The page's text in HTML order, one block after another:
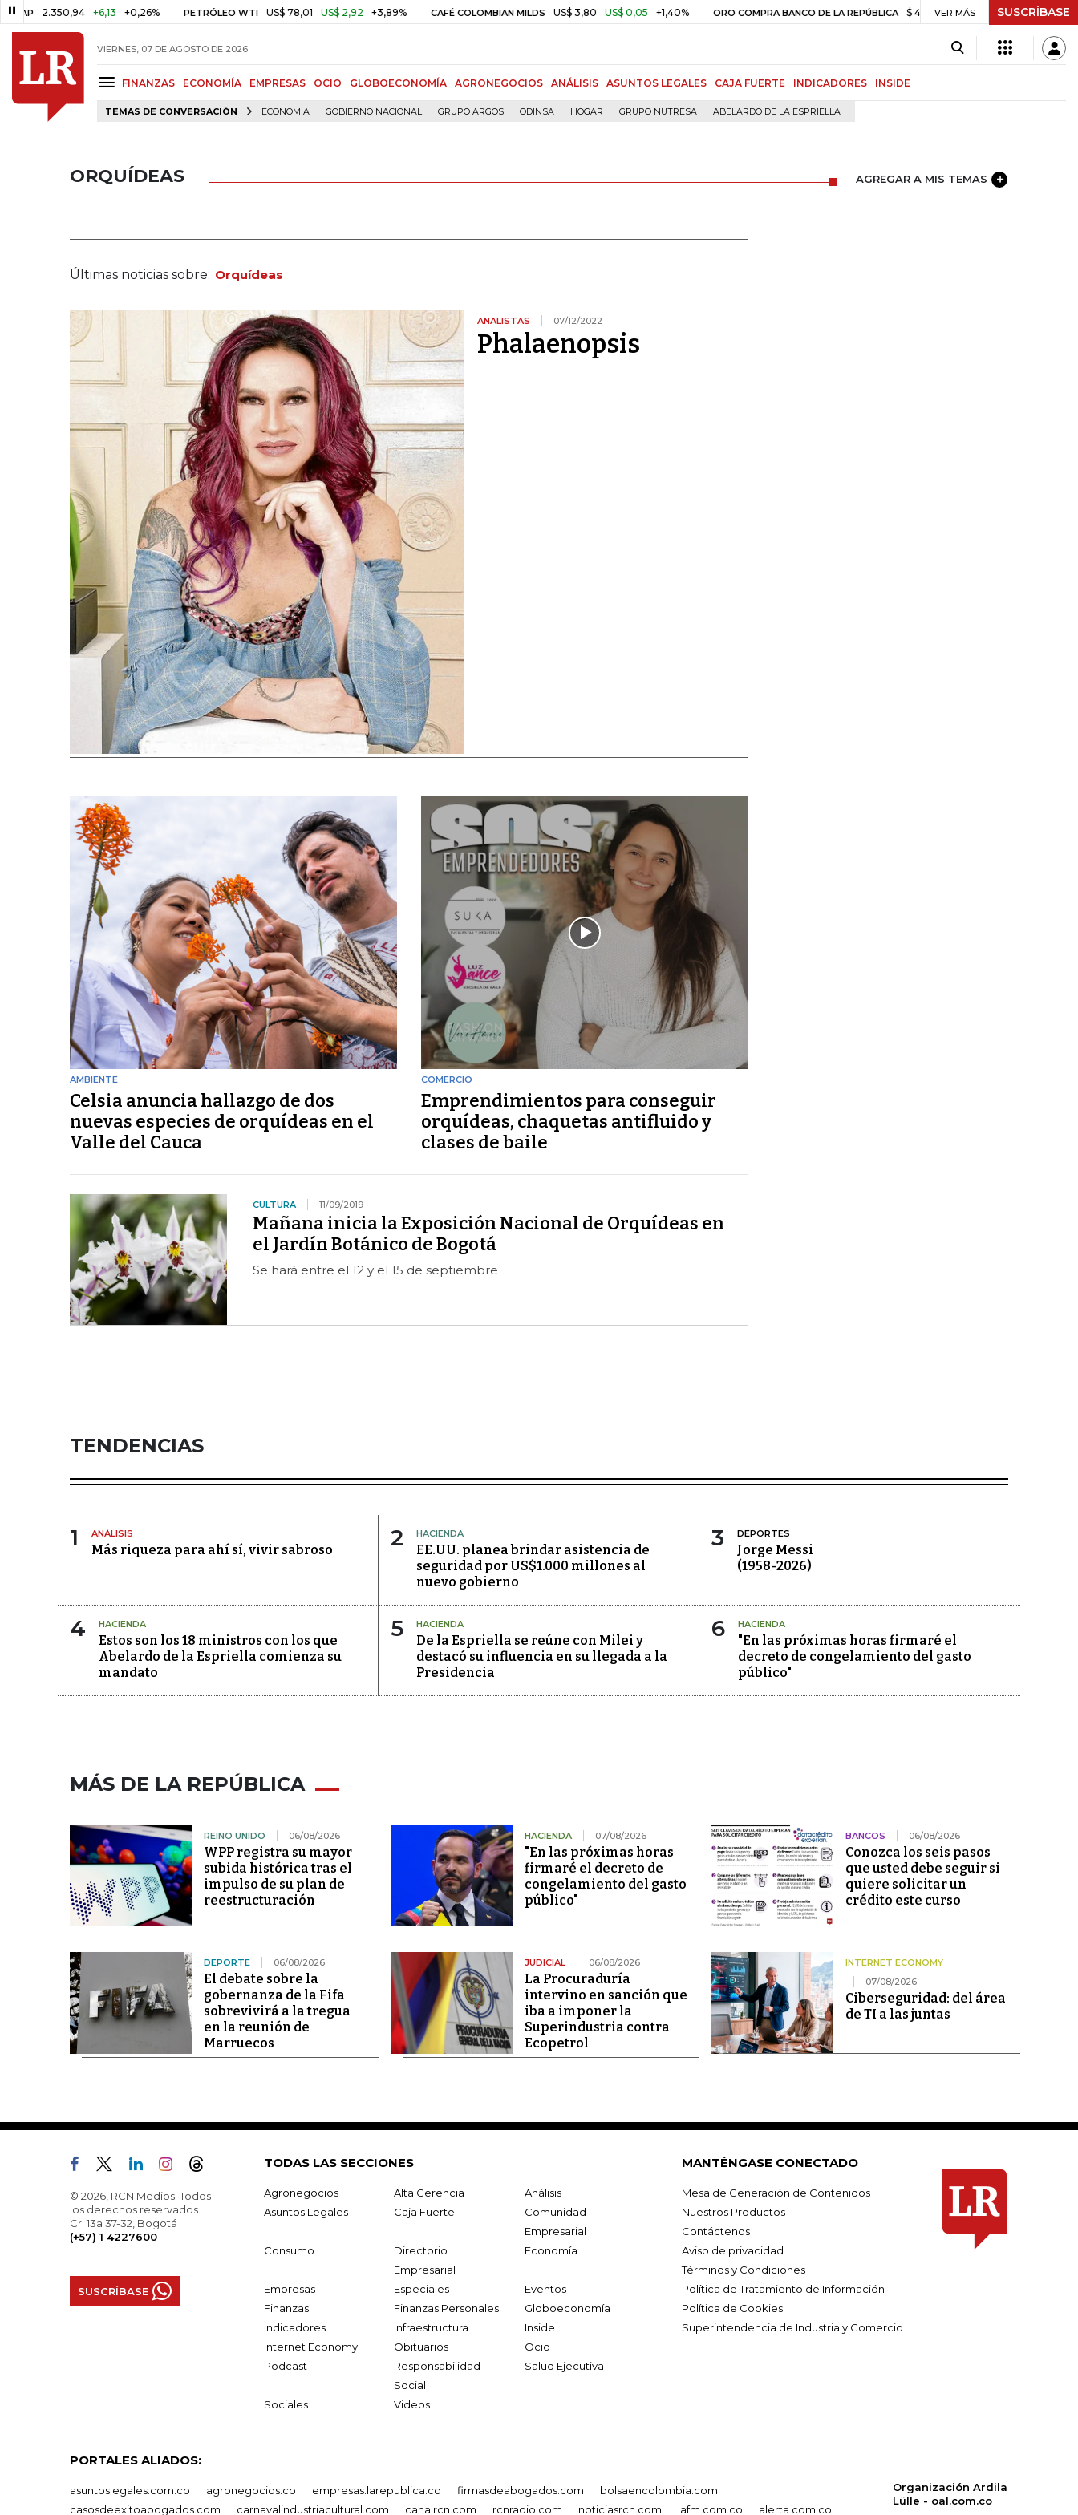
2.350,94 +6,13 +0,26% PETRÓLEO WTI US$ 78,01 US$ 2,92 +3,89% CAFÉ COLOMBIAN MILDS US$ 3,80 US$ 0,05 +1,40% ORO COMPRA BANCO DE LA REPÚBLICA $ 408.498,97 +$ 8.753,81 +2,19%
VER MÁS SUSCRÍBASE
VIERNES, 07 DE AGOSTO DE 2026
FINANZAS ECONOMÍA EMPRESAS OCIO GLOBOECONOMÍA AGRONEGOCIOS ANÁLISIS ASUNTOS LEGALES CAJA FUERTE INDICADORES INSIDE
TEMAS DE CONVERSACIÓN ECONOMÍA GOBIERNO NACIONAL GRUPO ARGOS ODINSA HOGAR GRUPO NUTRESA ABELARDO DE LA ESPRIELLA
ORQUÍDEAS AGREGAR A MIS TEMAS
Últimas noticias sobre: Orquídeas
ANALISTAS 07/12/2022
Phalaenopsis
AMBIENTE
Celsia anuncia hallazgo de dos
nuevas especies de orquídeas en el
Valle del Cauca
COMERCIO
Emprendimientos para conseguir
orquídeas, chaquetas antifluido y
clases de baile
CULTURA 11/09/2019
Mañana inicia la Exposición Nacional de Orquídeas en
el Jardín Botánico de Bogotá
Se hará entre el 12 y el 15 de septiembre
TENDENCIAS
1 ANÁLISIS
Más riqueza para ahí sí, vivir sabroso 2 HACIENDA
EE.UU. planea brindar asistencia de
seguridad por US$1.000 millones al
nuevo gobierno
3 DEPORTES
Jorge Messi
(1958-2026)
4 HACIENDA
Estos son los 18 ministros con los que
Abelardo de la Espriella comienza su
mandato
5 HACIENDA
De la Espriella se reúne con Milei y
destacó su influencia en su llegada a la
Presidencia
6 HACIENDA
"En las próximas horas firmaré el
decreto de congelamiento del gasto
público"
MÁS DE LA REPÚBLICA
REINO UNIDO 06/08/2026
WPP registra su mayor
subida histórica tras el
impulso de su plan de
reestructuración
HACIENDA 07/08/2026
"En las próximas horas
firmaré el decreto de
congelamiento del gasto
público"
BANCOS 06/08/2026
Conozca los seis pasos
que usted debe seguir si
quiere solicitar un
crédito este curso
DEPORTE 06/08/2026
El debate sobre la
gobernanza de la Fifa
sobrevivirá a la tregua
en la reunión de
Marruecos
JUDICIAL 06/08/2026
La Procuraduría
intervino en sanción que
iba a imponer la
Superindustria contra
Ecopetrol
INTERNET ECONOMY
07/08/2026
Ciberseguridad: del área
de TI a las juntas
© 2026, RCN Medios. Todos
los derechos reservados.
Cr. 13a 37-32, Bogotá
(+57) 1 4227600
SUSCRÍBASE
TODAS LAS SECCIONES
Agronegocios Alta Gerencia
Análisis
Asuntos Legales
Caja Fuerte
Comunidad
Empresarial
Consumo
Directorio
Empresarial
Economía
Empresas Especiales
Eventos
Finanzas
Finanzas Personales
Globoeconomía
Indicadores
Infraestructura
Inside
Internet Economy
Obituarios
Ocio
Podcast
Responsabilidad
Social
Salud Ejecutiva
Sociales Videos
MANTÉNGASE CONECTADO
Mesa de Generación de Contenidos
Nuestros Productos
Contáctenos
Aviso de privacidad
Términos y Condiciones
Política de Tratamiento de Información
Política de Cookies
Superintendencia de Industria y Comercio
PORTALES ALIADOS:
asuntoslegales.com.co agronegocios.co empresas.larepublica.co firmasdeabogados.com
bolsaencolombia.com
casosdeexitoabogados.com
carnavalindustriacultural.com canalrcn.com rcnradio.com noticiasrcn.com lafm.com.co alerta.com.co
Organización Ardila
Lülle - oal.com.co